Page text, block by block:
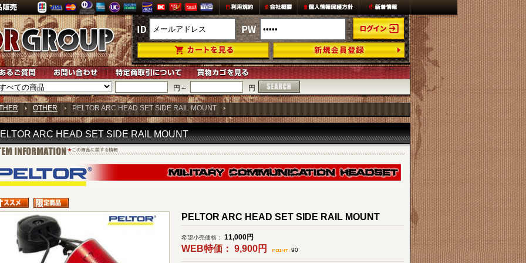
円～ 円
OTHER PELTOR ARC HEAD SET SIDE RAIL MOUNT
ARC HEAD SET SIDE RAIL MOUNT
PELTOR ARC HEAD SET SIDE RAIL MOUNT
希望小売価格： 11,000円
WEB特価： 9,900円 90